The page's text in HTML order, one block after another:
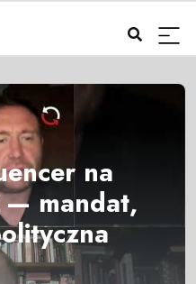
na
mandat,